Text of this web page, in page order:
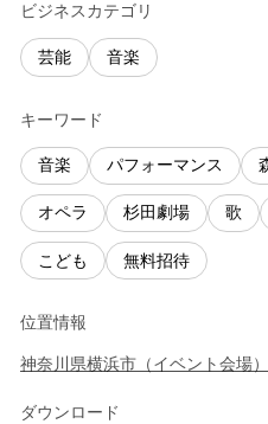
ビジネスカテゴリ
芸能 音楽
キーワード
音楽 パフォーマンス
オペラ 杉田劇場 歌
こども 無料招待
位置情報
神奈川県横浜市 （ イベント会場）
ダウンロード